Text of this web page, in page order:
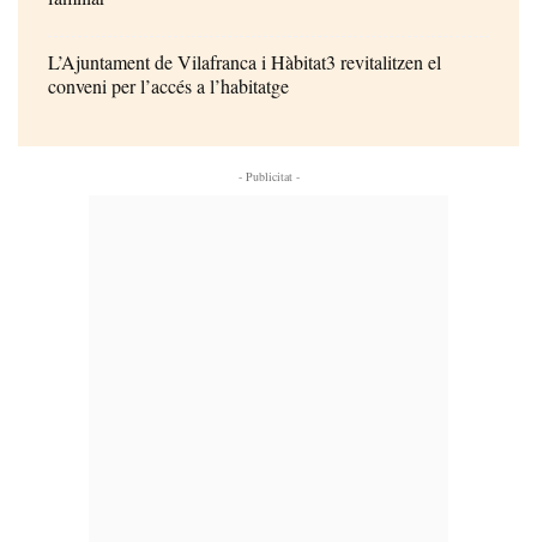
L’Ajuntament de Vilafranca i Hàbitat3 revitalitzen el
conveni per l’accés a l’habitatge
- Publicitat -